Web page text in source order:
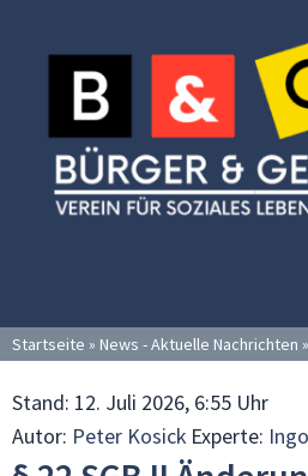
Inhalt
springen
Startseite » News - Aktuelle Nachrichten »
Stand: 12. Juli 2026, 6:55 Uhr
Autor: Peter Kosick Experte: